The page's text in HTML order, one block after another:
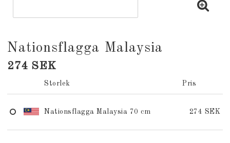
Nationsflagga Malaysia
274 SEK
Storlek Pris
Nationsflagga Malaysia 70 cm 274 SEK